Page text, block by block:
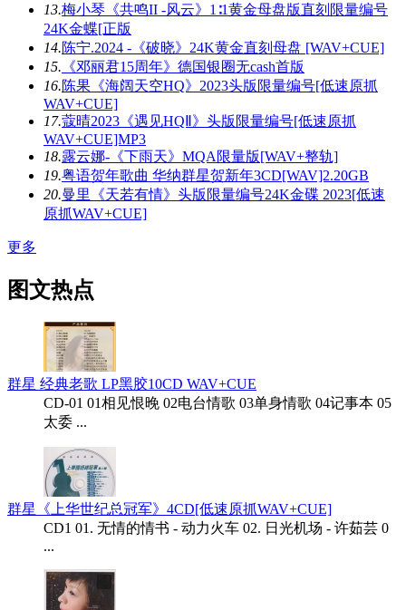
13.梅小琴《共鸣II -风云》1∶1黄金母盘版直刻限量编号
24K金蝶[正版
14.陈宁.2024 -《破晓》24K黄金直刻母盘 [WAV+CUE]
15. 《邓丽君15周年》德国银圈无cash首版
16.陈果《海阔天空HQ》2023头版限量编号[低速原抓
WAV+CUE]
17.蔻晴2023《遇见HQⅡ》头版限量编号[低速原抓
WAV+CUE]MP3
18.露云娜-《下雨天》MQA限量版[WAV+整轨]
19.粤语贺年歌曲 华纳群星贺新年3CD[WAV]2.20GB
20.曼里《天若有情》头版限量编号24K金碟 2023[低速
原抓WAV+CUE]
更多
图文热点
群星 经典老歌 LP黑胶10CD WAV+CUE
CD-01 01相见恨晚 02电台情歌 03单身情歌 04记事本 05
太委 ...
群星《上华世纪总冠军》4CD[低速原抓WAV+CUE]
CD1 01. 无情的情书 - 动力火车 02. 日光机场 - 许茹芸 0
...